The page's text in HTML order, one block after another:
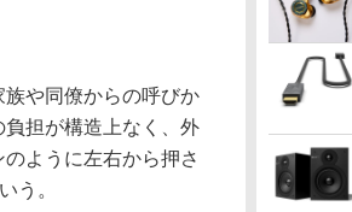
や同僚からの呼びか
担が構造上なく、外
ように左右から押さ
う。